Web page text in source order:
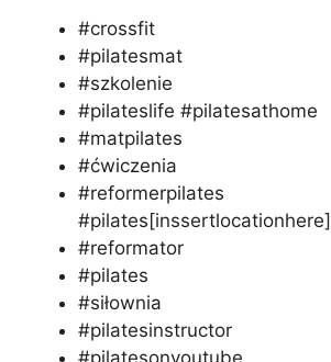
#crossfit
#pilatesmat
#szkolenie
#pilateslife #pilatesathome
#matpilates
#ćwiczenia
#reformerpilates
#pilates[inssertlocationhere]
#reformator
#pilates
#siłownia
#pilatesinstructor
#pilatesonyoutube